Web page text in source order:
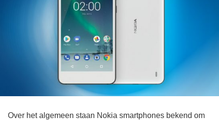
Over het algemeen staan Nokia smartphones bekend om